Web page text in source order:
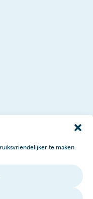
te maken.